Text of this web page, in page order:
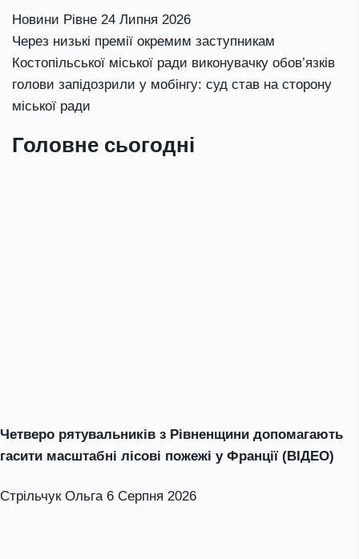
Новини Рівне 24 Липня 2026
Через низькі премії окремим заступникам
Костопільської міської ради виконувачку обов’язків
голови запідозрили у мобінгу: суд став на сторону
міської ради
Головне сьогодні
Четверо рятувальників з Рівненщини допомагають
гасити масштабні лісові пожежі у Франції (ВІДЕО)
Стрільчук Ольга 6 Серпня 2026